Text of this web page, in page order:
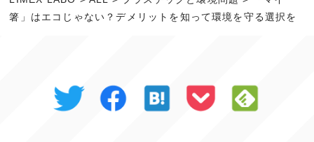
箸」はエコじゃない？デメリットを知って環境を守る選択を